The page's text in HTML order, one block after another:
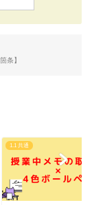
条】
1.2 司法試験・予備試験